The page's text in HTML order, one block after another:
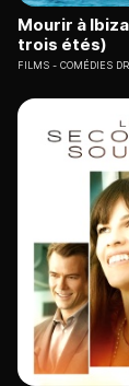
Mourir à
trois étés)
FILMS COMÉDIES